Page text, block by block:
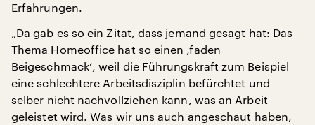
Erfahrungen.
„Da gab es so ein Zitat, dass jemand gesagt hat: Das
Thema Homeoffice hat so einen ‚faden
Beigeschmack‘, weil die Führungskraft zum Beispiel
eine schlechtere Arbeitsdisziplin befürchtet und
selber nicht nachvollziehen kann, was an Arbeit
geleistet wird. Was wir uns auch angeschaut haben,